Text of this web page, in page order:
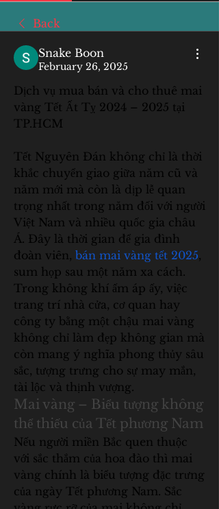
Back
Snake Boon
February 26, 2025
Dịch vụ mua bán và cho thuê mai
vàng Tết Ất Tỵ 2024 – 2025 tại
TP.HCM
Tết Nguyên Đán không chỉ là thời
khắc chuyển giao giữa năm cũ và
năm mới mà còn là dịp lễ quan
trọng nhất trong năm đối với người
Việt Nam và nhiều quốc gia châu
Á. Đây là thời gian để gia đình
đoàn viên, bán mai vàng tết 2025,
sum họp sau một năm xa cách.
Trong không khí ấm áp ấy, việc
trang trí nhà cửa, cơ quan hay
công ty bằng một chậu mai vàng
không chỉ làm đẹp không gian mà
còn mang ý nghĩa phong thủy sâu
sắc, tượng trưng cho sự may mắn,
tài lộc và thịnh vượng.
Mai vàng – Biểu tượng không
thể thiếu của Tết phương Nam
Nếu người miền Bắc quen thuộc
với sắc thắm của hoa đào thì mai
vàng chính là biểu tượng đặc trưng
của ngày Tết phương Nam. Sắc